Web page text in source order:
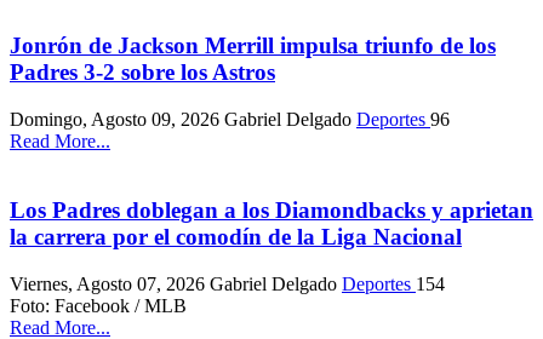
Jonrón de Jackson Merrill impulsa triunfo de los
Padres 3-2 sobre los Astros
Domingo, Agosto 09, 2026 Gabriel Delgado Deportes 96
Read More...
Los Padres doblegan a los Diamondbacks y aprietan
la carrera por el comodín de la Liga Nacional
Viernes, Agosto 07, 2026 Gabriel Delgado Deportes 154
Foto: Facebook / MLB
Read More...